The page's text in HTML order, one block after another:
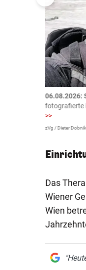
06.08.2026:
fotografierte
>>
zVg / Dieter Dobnik
Das
Wiener
Wien